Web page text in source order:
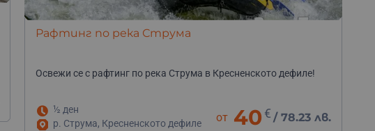
Рафтинг по река Струма
Освежи се с рафтинг по река Струма в Кресненското дефиле!
½ ден
р. Струма, Кресненското дефиле
от 40 € /78.23 лв.